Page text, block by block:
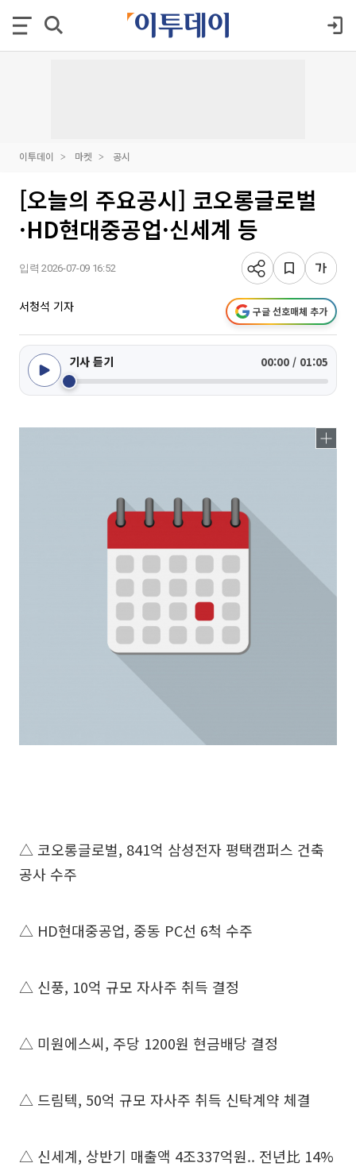
이투데이 마켓 공시
[오늘의 주요공시] 코오롱글로벌
·HD현대중공업·신세계 등
입력 2026-07-09 16:52
서청석 기자 구글 선호매체 추가
기사 듣기 00:00 / 01:05
△ 코오롱글로벌, 841억 삼성전자 평택캠퍼스 건축
공사 수주
△ HD현대중공업, 중동 PC선 6척 수주
△ 신풍, 10억 규모 자사주 취득 결정
△ 미원에스씨, 주당 1200원 현금배당 결정
△ 드림텍, 50억 규모 자사주 취득 신탁계약 체결
△ 신세계, 상반기 매출액 4조337억원.. 전년比 14%